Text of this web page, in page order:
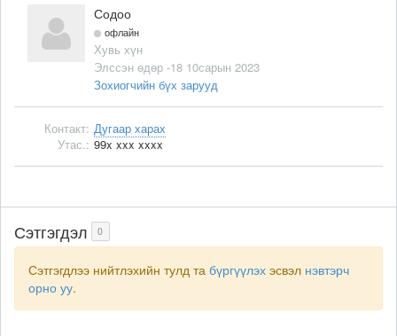
Содоо
офлайн
Хувь хүн
Элссэн өдөр -18 10сарын 2023
Зохиогчийн бүх зарууд
Контакт: Дугаар харах
Утас.: 99x xxx xxxx
Сэтгэгдэл 0
Сэтгэгдлээ нийтлэхийн тулд та бүргүүлэх эсвэл нэвтэрч
орно уу.